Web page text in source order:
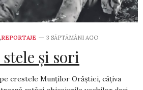
,REPORTAJE 3 SĂPTĂMÂNI AGO
și sori
crestele Munților Orăștiei, câțiva